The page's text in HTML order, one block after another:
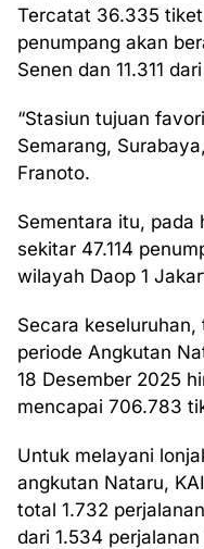
Tercatat 36.335
penumpang akan
Senen dan 11.311
“Stasiun tujuan
Semarang,
Franoto.
Sementara itu, pada
sekitar 47.114
wilayah Daop 1
Secara
periode Angkutan
18 Desember 2025
mencapai 706.783
Untuk melayani
angkutan Nataru,
total 1.732
dari 1.534